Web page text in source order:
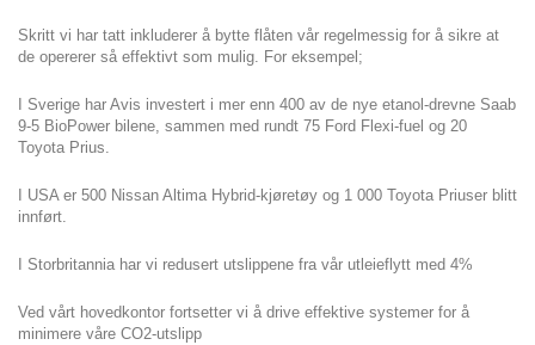
Skritt vi har tatt inkluderer å bytte flåten vår regelmessig for å sikre at
de opererer så effektivt som mulig. For eksempel;
I Sverige har Avis investert i mer enn 400 av de nye etanol-drevne Saab
9-5 BioPower bilene, sammen med rundt 75 Ford Flexi-fuel og 20
Toyota Prius.
I USA er 500 Nissan Altima Hybrid-kjøretøy og 1 000 Toyota Priuser blitt
innført.
I Storbritannia har vi redusert utslippene fra vår utleieflytt med 4%
Ved vårt hovedkontor fortsetter vi å drive effektive systemer for å
minimere våre CO2-utslipp